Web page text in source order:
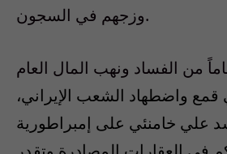
وزجهم في السجون.
واضطهاد الشعب الإيراني،
علي خامنئي على إمبراطورية